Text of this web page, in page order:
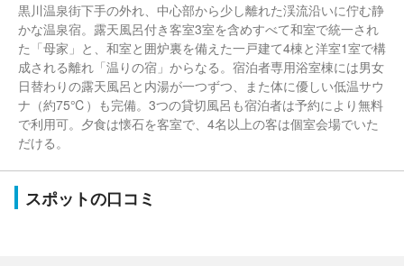
黒川温泉街下手の外れ、中心部から少し離れた渓流沿いに佇む静
かな温泉宿。露天風呂付き客室3室を含めすべて和室で統一され
た「母家」と、和室と囲炉裏を備えた一戸建て4棟と洋室1室で構
成される離れ「温りの宿」からなる。宿泊者専用浴室棟には男女
日替わりの露天風呂と内湯が一つずつ、また体に優しい低温サウ
ナ（約75℃）も完備。3つの貸切風呂も宿泊者は予約により無料
で利用可。夕食は懐石を客室で、4名以上の客は個室会場でいた
だける。
スポットの口コミ